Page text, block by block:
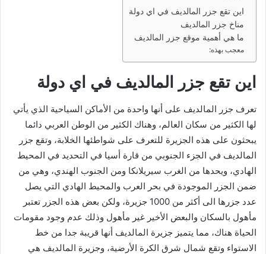
اين تقع جزر المالديف في اي دولة
مناخ جزر المالديف
ما هي أهمية موقع جزر المالديف
معجب بهذه:
اين تقع جزر المالديف في اي دولة
تعرف جزر المالديف على أنها واحدة من الأماكن السياحية الذي يأتي
لها الكثير من سكان العالم، وهناك الكثير من الوطن العربي دائما
يبحثون على هذه الجزيرة للتعرف على شواطئها الخلابة، وتقع جزر
المالديف في الجزء الجنوبي من قارة أسيا في التحديد في المحيط
الهادي، ويحدها من الغرب سيريلانكا ومن الجنوب الهندي، وهي من
ضمن الجزر الموجودة في بحر العرب والمحيط الهادي التي يصل
عدد جزرها الى أكثر من 1000 جزيرة، ولكن بعض هذه الجزر تعتبر
مأهول بالسكان والبعض الأخير غير مأهول وذلك عدم وجود مقومات
الحياة هناك، مما يتميز جزيرة المالديف أنها قريبة جدا من خط
الاستواء وتقع شمال شرق الكرة الأرضية، وجزيرة المالديف هي